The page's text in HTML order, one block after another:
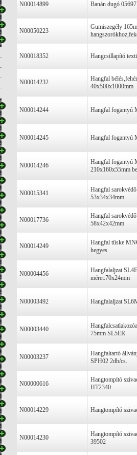
N00014899 Banán dugó
N00050223
Gumiszegély
N00018352 Hangcsillapító
N00014232
Hangfal
40x500x1000mm
N00014244 Hangfal fogantyú
N00014245 Hangfal fogantyú
N00014246
Hangfal fogantyú
210x160x55mm
N00015341
Hangfal
53x34x34mm
N00017736
Hangfal
58x42x42mm
N00014249
Hangfal tüske
hegyes
N00004456
Hangfalaljzat
méret:70x24mm
N00003492 Hangfalaljzat
N00003440
75mm SL5ER
N00003237
Hangfaltartó
SPH02 2db/cs.
N00000616
Hangtompító
HT2340
N00014229 Hangtompító
N00014230
Hangtompító
39502